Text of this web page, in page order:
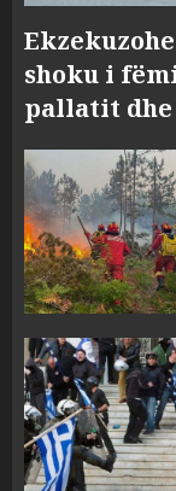
shoku i
pallatit dhe